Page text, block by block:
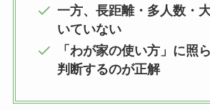
一方、長距離・多人数・
いていない
「わが家の使い方」に照
判断するのが正解